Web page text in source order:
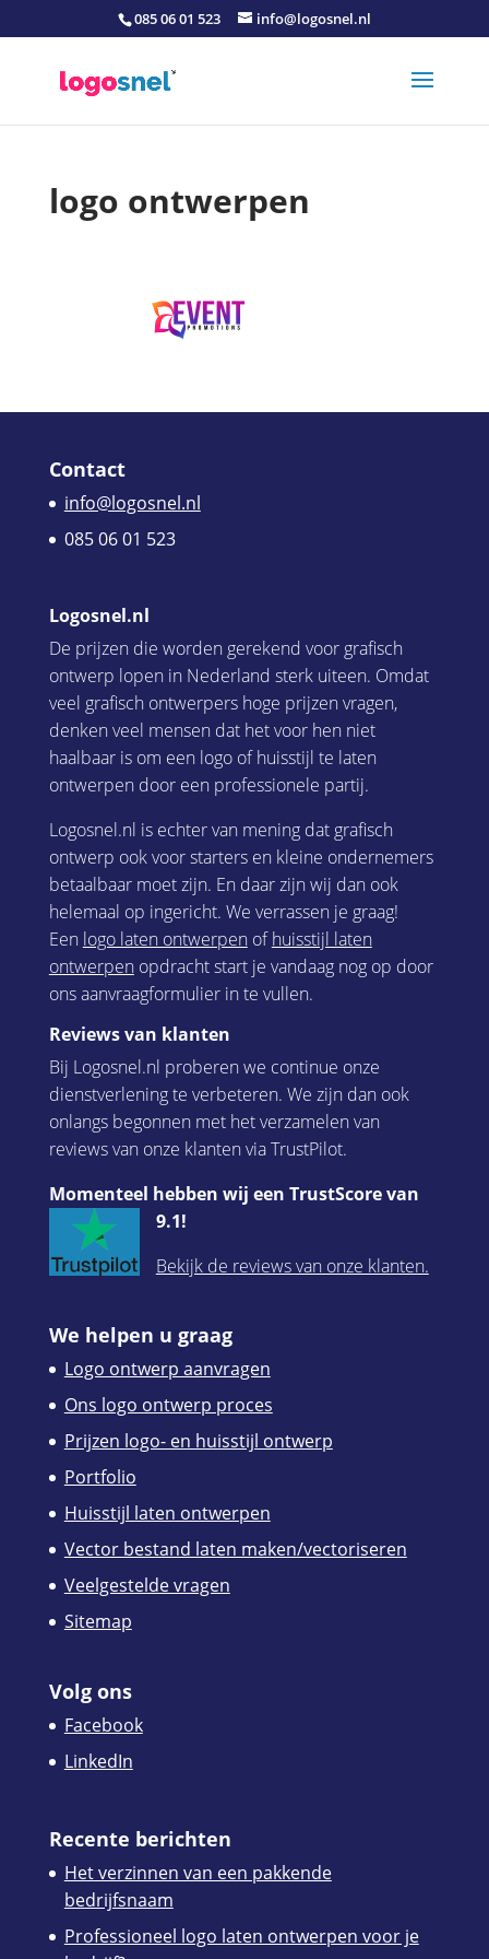
085 06 01 523 info@logosnel.nl
logo ontwerpen
Contact
info@logosnel.nl
085 06 01 523
Logosnel.nl
De prijzen die worden gerekend voor grafisch
ontwerp lopen in Nederland sterk uiteen. Omdat
veel grafisch ontwerpers hoge prijzen vragen,
denken veel mensen dat het voor hen niet
haalbaar is om een logo of huisstijl te laten
ontwerpen door een professionele partij.
Logosnel.nl is echter van mening dat grafisch
ontwerp ook voor starters en kleine ondernemers
betaalbaar moet zijn. En daar zijn wij dan ook
helemaal op ingericht. We verrassen je graag!
Een logo laten ontwerpenofhuisstijl laten
ontwerpenopdracht start je vandaag nog op door
ons aanvraagformulier in te vullen.
Reviews van klanten
Bij Logosnel.nl proberen we continue onze
dienstverlening te verbeteren. We zijn dan ook
onlangs begonnen met het verzamelen van
reviews van onze klanten via TrustPilot.
Momenteel hebben wij een TrustScore van
9.1!
Bekijk de reviews van onze klanten.
We helpen u graag
Logo ontwerp aanvragen
Ons logo ontwerp proces
Prijzen logo- en huisstijl ontwerp
Portfolio
Huisstijl laten ontwerpen
Vector bestand laten maken/vectoriseren
Veelgestelde vragen
Sitemap
Volg ons
Facebook
LinkedIn
Recente berichten
Het verzinnen van een pakkende
bedrijfsnaam
Professioneel logo laten ontwerpen voor je